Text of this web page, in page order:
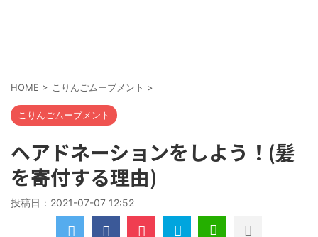
HOME > こりんごムーブメント >
こりんごムーブメント
ヘアドネーションをしよう！(髪
を寄付する理由)
投稿日： 2021-07-07 12:52